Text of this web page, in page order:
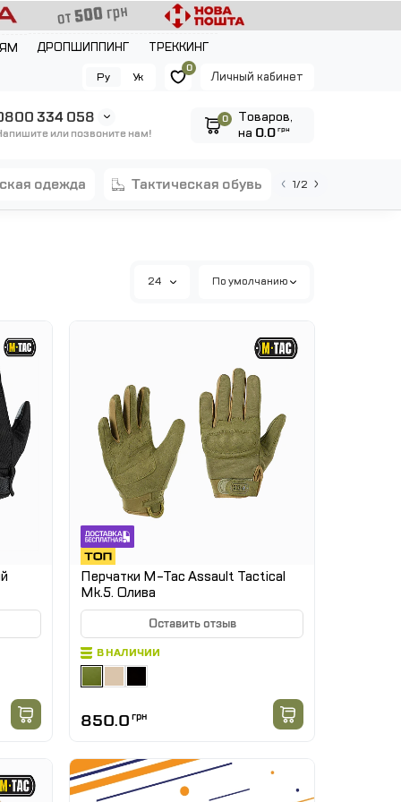
ДРОПШИППИНГ
ТРЕККИНГ
Личный кабинет
0
Ру Ук
334 058
или позвоните нам!
0
Tоваров,
на 0.0грн
одежда тактическая обувь 1/2
24 По умолчанию
Перчатки M-Tac Assault Tactical
Mk.5. Олива
Оставить отзыв
В НАЛИЧИИ
850.0 грн